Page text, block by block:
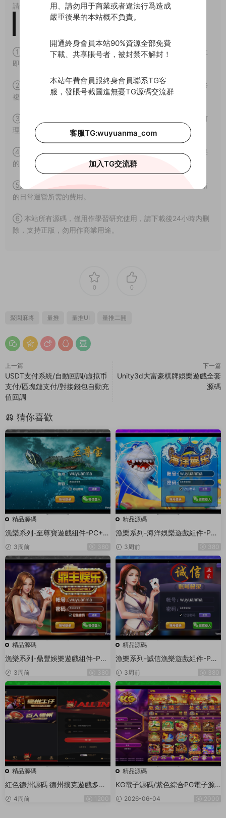
請注明出處。
版權免責聲明
① 本站所有源碼均爲網上搜集，如涉及或侵害到您的版權請立
即通知我們。
② 如果網盤地址失效，請在個人中心提交工單，我們會盡快修
複下載地址。
③ 本網站所有資源因其特殊性均爲可複制品，所以不支持任何
理由的退款兌現。
④ 由本站提供的源碼拿去用于商業或者違法行爲造成嚴重後果
的本站概不負責。
⑤ 本站源碼售價隻爲你贊助本站，收取的費用僅用于維持本站
的日常運營所需的費用。
⑥ 本站所有源碼，僅用作學習研究使用，請下載後24小時内删
除，支持正版，勿用作商業用途。
0 0
聚閑麻将 量推 量推UI 量推二開
上一篇
USDT支付系統/自動回調/虛拟币
支付/區塊鏈支付/對接錢包自動充
值回調
下一篇
Unity3d大富豪棋牌娛樂遊戲全套
源碼
猜你喜歡
精品源碼
漁樂系列-至尊寶遊戲組件-PC+安
卓+蘋果3端
3周前 380
精品源碼
漁樂系列-海洋娛樂遊戲組件-PC
+安卓+蘋果3端
3周前 380
精品源碼
漁樂系列-鼎豐娛樂遊戲組件-PC
+安卓+蘋果3端
3周前 380
精品源碼
漁樂系列-誠信漁樂遊戲組件-PC
+安卓+蘋果3端
3周前 380
精品源碼
紅色德州源碼 德州撲克遊戲多語
言版/Unity+JAVA版APP雙端源
碼/中英繁三語言+帶控+帶彩池持
4周前 1200
精品源碼
KG電子源碼/紫色綜合PG電子源
碼/老虎機源碼/電玩城源碼/PG遊
戲系統源碼/棋牌捕魚無需接口無
2026-06-04 2000
用、請勿用于商業或者違法行爲造成
嚴重後果的本站概不負責。
開通終身會員本站90%資源全部免費
下載、共享賬号者，被封禁不解封！
本站年費會員跟終身會員聯系TG客
服，發賬号截圖進無憂TG源碼交流群
客服TG:wuyuanma_com
加入TG交流群